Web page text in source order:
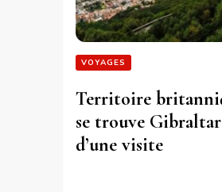
VOYAGES
Territoire
se trouve
d’une visite